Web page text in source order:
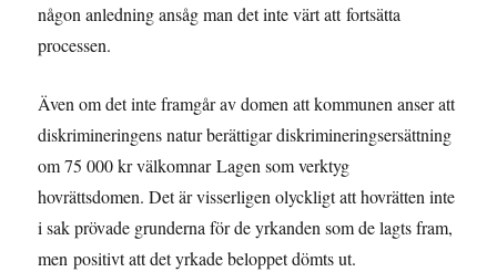
någon anledning ansåg man det inte värt att fortsätta
processen.
Även om det inte framgår av domen att kommunen anser att
diskrimineringens natur berättigar diskrimineringsersättning
om 75 000 kr välkomnar Lagen som verktyg
hovrättsdomen. Det är visserligen olyckligt att hovrätten inte
i sak prövade grunderna för de yrkanden som de lagts fram,
men positivt att det yrkade beloppet dömts ut.